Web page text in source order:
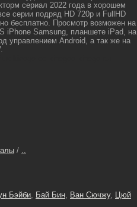
сериал 2022 года в хорошем
серии подряд HD 720p и FullHD
бесплатно. Просмотр возможен на
iPhone Samsung, планшете iPad, на
управлением Android, а так же на
/ ..
Бэйби, Бай Бин, Ван Сючжу, Цюй